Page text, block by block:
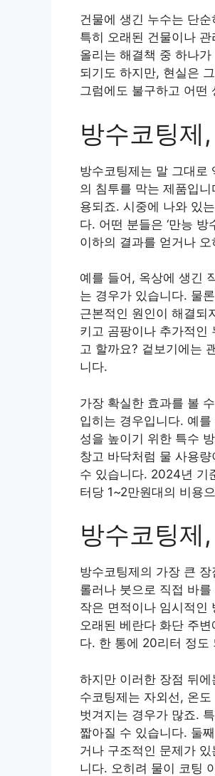
건물에 생긴 누수는 단
특히 오래된 건물이나
올리는 해결책 중 하나
되기도 하지만, 현실은
그럼에도 불구하고 어떤
방수코팅제
방수코팅제는 말 그대로
의 침투를 막는 제품입
용되죠. 시중에 나와 있
다. 어떤 분들은 ‘만능
이하의 결과를 얻거나
예를 들어, 옥상에 생긴
는 경우가 있습니다. 물
근본적인 원인이 해결되
키고 곰팡이나 추가적인
고 할까요? 겉보기에는
니다.
가장 확실한 효과를 볼
입히는 경우입니다. 예
성을 높이기 위한 특수
창고 바닥처럼 물 사용
수 있습니다. 2024년 기
터당 1~2만원대의 비용
방수코팅제
방수코팅제의 가장 큰 장
롤러나 붓으로 직접 바
작은 면적이나 임시적인
오래된 베란다 화단 주
다. 한 통에 20리터 정도
하지만 이러한 장점 뒤에
수코팅제는 자외선, 온
벗겨지는 경우가 많죠.
짧아질 수 있습니다. 둘
거나 구조적인 문제가
니다. 오히려 물이 코팅